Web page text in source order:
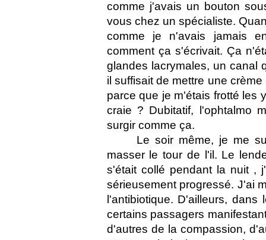
comme j'avais un bouton
vous chez un spécialiste.
comme je n'avais jamais
comment ça s'écrivait. Ça
glandes lacrymales, un canal
il suffisait de mettre une
parce que je m'étais frotté les
craie ? Dubitatif, l'ophtalmo
surgir comme ça.
Le soir même, je me
masser le tour de l'il. Le
s'était collé pendant la nuit
sérieusement progressé. J'ai
l'antibiotique. D'ailleurs,
certains passagers
d'autres de la compassion,